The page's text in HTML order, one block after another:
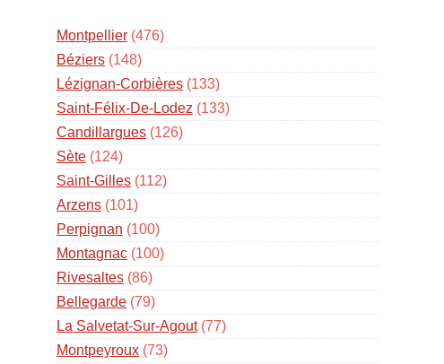
Montpellier (476)
Béziers (148)
Lézignan-Corbières (133)
Saint-Félix-De-Lodez (133)
Candillargues (126)
Sète (124)
Saint-Gilles (112)
Arzens (101)
Perpignan (100)
Montagnac (100)
Rivesaltes (86)
Bellegarde (79)
La Salvetat-Sur-Agout(77)
Montpeyroux (73)